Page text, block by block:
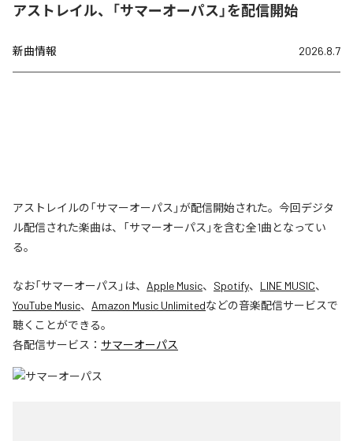
アストレイル、「サマーオーパス」を配信開始
新曲情報 2026.8.7
アストレイルの「サマーオーパス」が配信開始された。今回デジタ
ル配信された楽曲は、「サマーオーパス」を含む全1曲となってい
る。
なお「サマーオーパス 」は、 Apple Music、 Spotify、 LINE MUSIC、
YouTube Music、 Amazon Music Unlimitedなどの音楽配信サービスで
聴くことができる。
各配信サービス： サマーオーパス